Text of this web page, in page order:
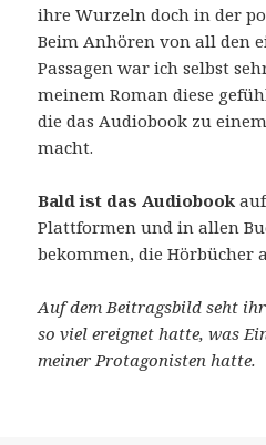
ihre Wurzeln doch in der
Beim Anhören von all den
Passagen war ich selbst
meinem Roman diese
die das Audiobook zu
macht.
Bald ist das Audiobook
Plattformen und in allen
bekommen, die Hörbücher
Auf dem Beitragsbild seht
so viel ereignet hatte, was
meiner Protagonisten hatte.